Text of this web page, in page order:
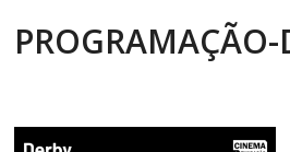
PROGRAMAÇÃO-